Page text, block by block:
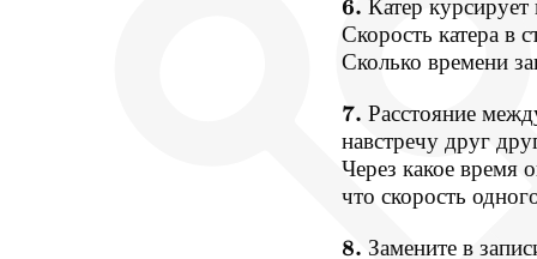
6. Катер курсирует
Скорость катера в
Сколько времени
7. Расстояние
навстречу друг
Через какое время
что скорость
8. Замените в